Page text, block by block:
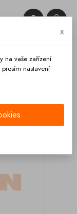


x
na vaše zařízení
nastavení